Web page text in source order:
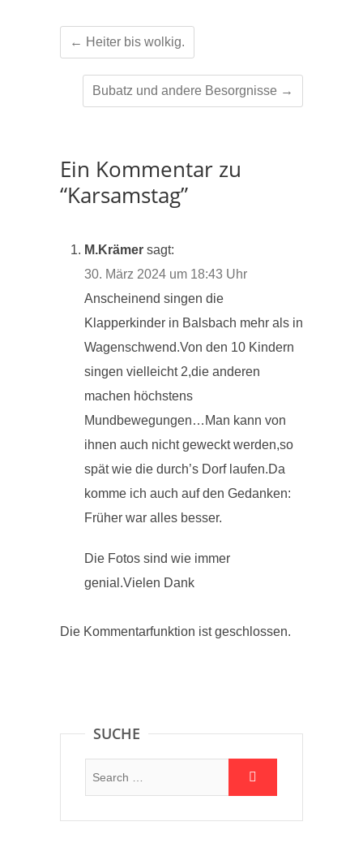
← Heiter bis wolkig.
Bubatz und andere Besorgnisse →
Ein Kommentar zu
“Karsamstag”
M.Krämer sagt:
30. März 2024 um 18:43 Uhr
Anscheinend singen die
Klapperkinder in Balsbach mehr als in
Wagenschwend.Von den 10 Kindern
singen vielleicht 2,die anderen
machen höchstens
Mundbewegungen…Man kann von
ihnen auch nicht geweckt werden,so
spät wie die durch’s Dorf laufen.Da
komme ich auch auf den Gedanken:
Früher war alles besser.
Die Fotos sind wie immer
genial.Vielen Dank
Die Kommentarfunktion ist geschlossen.
SUCHE